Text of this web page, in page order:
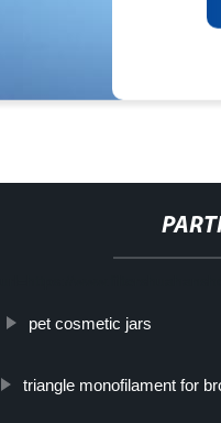
pet cosmetic jars
triangle monofilament for